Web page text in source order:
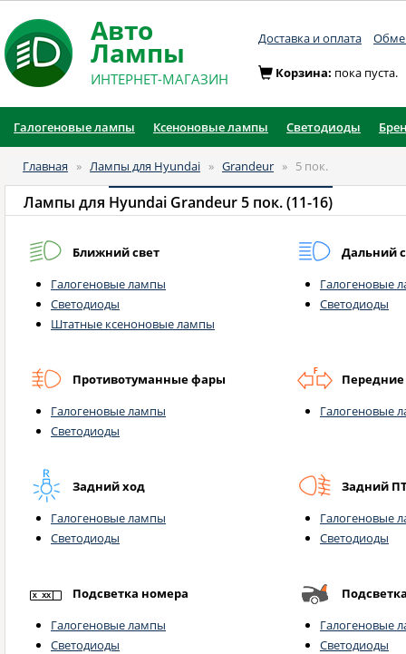
Авто
Лампы
ИНТЕРНЕТ-МАГАЗИН
Доставка и оплата
Корзина: пока пуста.
Галогеновые лампы Ксеноновые лампы Светодиоды
Главная » Лампы для Hyundai » Grandeur » 5 пок.
Лампы для Hyundai Grandeur 5 пок. (11-16)
Ближний свет
Галогеновые лампы
Светодиоды
Штатные ксеноновые лампы
Дальний
Галогеновые
Светодиоды
Противотуманные фары
Галогеновые лампы
Светодиоды
Галогеновые
Задний ход
Галогеновые лампы
Светодиоды
Задний
Галогеновые
Светодиоды
Подсветка номера
Галогеновые лампы
Светодиоды
Галогеновые
Светодиоды